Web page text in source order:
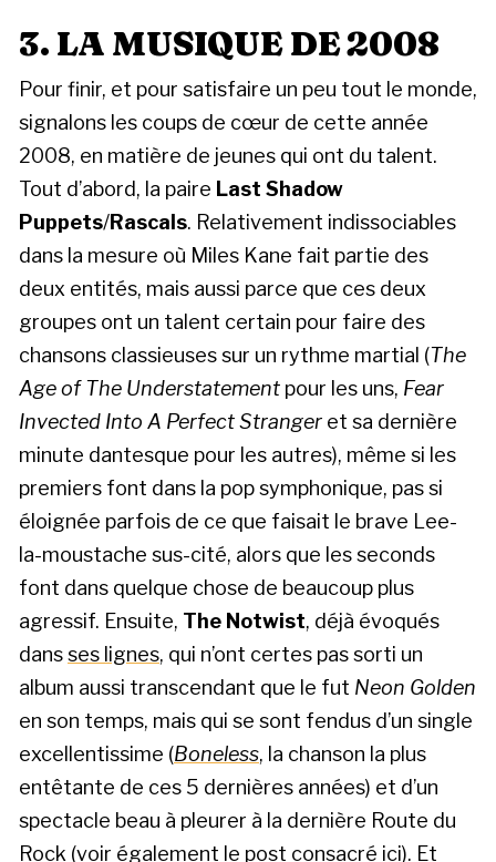
3. LA MUSIQUE DE 2008
Pour finir, et pour satisfaire un peu tout le monde,
signalons les coups de cœur de cette année
2008, en matière de jeunes qui ont du talent.
Tout d’abord, la paire Last Shadow
Puppets/Rascals. Relativement indissociables
dans la mesure où Miles Kane fait partie des
deux entités, mais aussi parce que ces deux
groupes ont un talent certain pour faire des
chansons classieuses sur un rythme martial (The
Age of The Understatement pour les uns, Fear
Invected Into A Perfect Stranger et sa dernière
minute dantesque pour les autres), même si les
premiers font dans la pop symphonique, pas si
éloignée parfois de ce que faisait le brave Lee-
la-moustache sus-cité, alors que les seconds
font dans quelque chose de beaucoup plus
agressif. Ensuite, The Notwist, déjà évoqués
dansses lignes, qui n’ont certes pas sorti un
album aussi transcendant que le fut Neon Golden
en son temps, mais qui se sont fendus d’un single
excellentissime (Boneless, la chanson la plus
entêtante de ces 5 dernières années) et d’un
spectacle beau à pleurer à la dernière Route du
Rock (voir également le post consacré ici). Et